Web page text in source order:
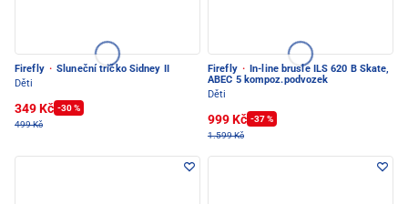
Firefly · Sluneční tričko Sidney II
Děti
349 Kč -30 %
499 Kč
Firefly ·
In-line brusle ILS 620 B Skate,
ABEC 5 kompoz.podvozek
Děti
999 Kč -37 %
1.599 Kč